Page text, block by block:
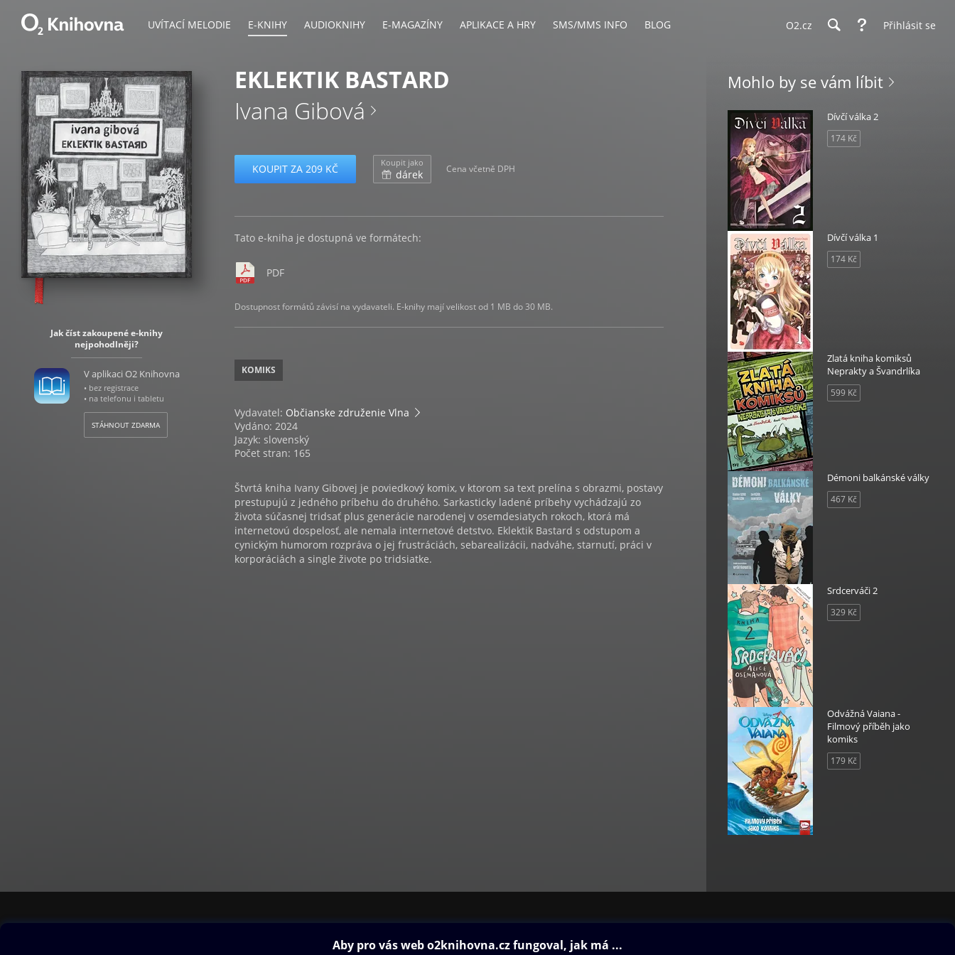
UVÍTACÍ MELODIE E-KNIHY AUDIOKNIHY E-MAGAZÍNY APLIKACE A HRY SMS/MMS INFO BLOG O2.cz Přihlásit se
Jak číst zakoupené e-knihy
nejpohodlněji?
V aplikaci O2 Knihovna
• bez registrace
• na telefonu i tabletu
STÁHNOUT ZDARMA
EKLEKTIK BASTARD
Ivana Gibová
KOUPIT ZA 209 KČ Koupit jako
dárek Cena včetně DPH
Tato e-kniha je dostupná ve formátech:
PDF
Dostupnost formátů závisí na vydavateli. E-knihy mají velikost od 1 MB do 30 MB.
KOMIKS
Vydavatel: Občianske združenie Vlna
Vydáno: 2024
Jazyk: slovenský
Počet stran: 165
Štvrtá kniha Ivany Gibovej je poviedkový komix, v ktorom sa text prelína s obrazmi, postavy
prestupujú z jedného príbehu do druhého. Sarkasticky ladené príbehy vychádzajú zo
života súčasnej tridsať plus generácie narodenej v osemdesiatych rokoch, ktorá má
internetovú dospelosť, ale nemala internetové detstvo. Eklektik Bastard s odstupom a
cynickým humorom rozpráva o jej frustráciách, sebarealizácii, nadváhe, starnutí, práci v
korporáciách a single živote po tridsiatke.
Mohlo by se vám líbit
Dívčí válka 2
174 Kč
Dívčí válka 1
174 Kč
Zlatá kniha komiksů
Neprakty a Švandrlíka
599 Kč
Démoni balkánské války
467 Kč
Srdcerváči 2
329 Kč
Odvážná Vaiana -
Filmový příběh jako
komiks
179 Kč